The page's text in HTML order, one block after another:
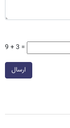
9 + 3 =
ارسال